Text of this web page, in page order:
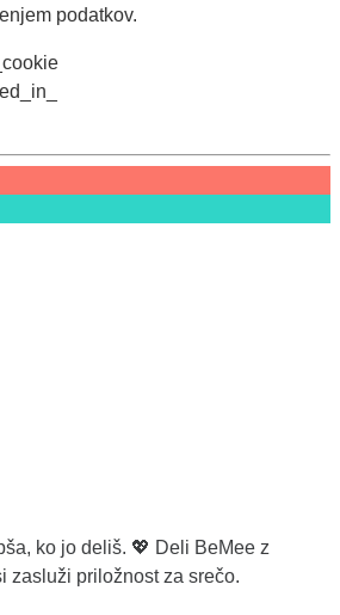
podatkov.
ko jo deliš. 💖 Deli BeMee z
zasluži priložnost za srečo.